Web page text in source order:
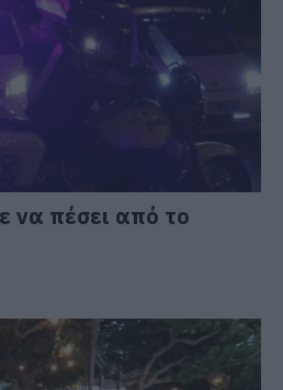
να πέσει από το